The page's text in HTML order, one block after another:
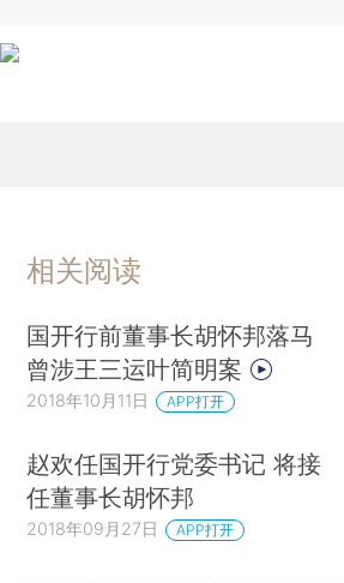
相关阅读
国开行前董事长胡怀邦落马
曾涉王三运叶简明案
2018年10月11日 APP打开
赵欢任国开行党委书记 将接
任董事长胡怀邦
2018年09月27日 APP打开